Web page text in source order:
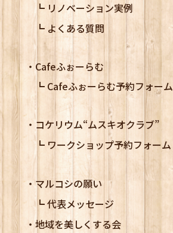
リノベーション実例
よくある質問
Cafeふぉーらむ
Cafeふぉーらむ予約フォーム
コケリウム“ムスキオクラブ”
ワークショップ予約フォーム
マルコシの願い
代表メッセージ
地域を美しくする会